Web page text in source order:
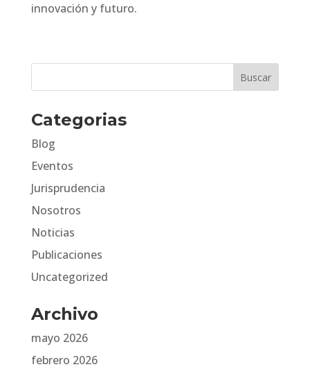
innovación y futuro.
Categorias
Blog
Eventos
Jurisprudencia
Nosotros
Noticias
Publicaciones
Uncategorized
Archivo
mayo 2026
febrero 2026